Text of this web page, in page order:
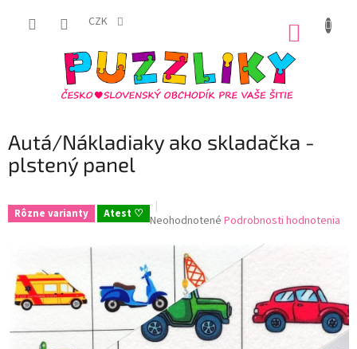
CZK
Autá/Nákladiaky ako skladačka -
plstený panel
Rôzne varianty Atest ♡ Priemerné
produktu
0,0
z
5
hviezdičiek.
Neohodnotené Podrobnosti hodnotenia